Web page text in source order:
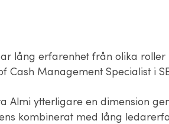
lång erfarenhet från olika roller
Cash Management Specialist i
Almi ytterligare en dimension
kombinerat med lång